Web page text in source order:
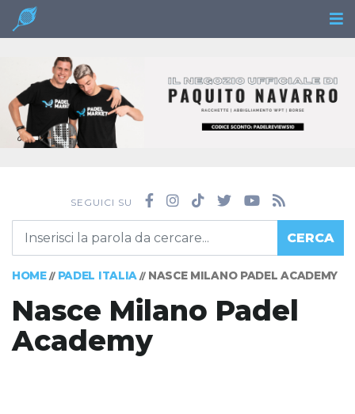
SEGUICI SU
CERCA
HOME// PADEL ITALIA // NASCE MILANO PADEL ACADEMY
Nasce Milano Padel
Academy